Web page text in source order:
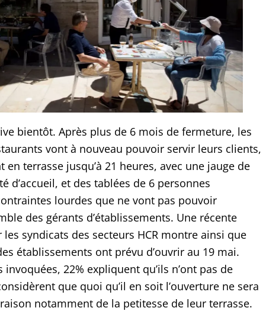
bientôt. Après plus de 6 mois de fermeture, les
vont à nouveau pouvoir servir leurs clients,
terrasse jusqu’à 21 heures, avec une jauge de
d’accueil, et des tablées de 6 personnes
lourdes que ne vont pas pouvoir
des gérants d’établissements. Une récente
syndicats des secteurs HCR montre ainsi que
établissements ont prévu d’ouvrir au 19 mai.
22% expliquent qu’ils n’ont pas de
que quoi qu’il en soit l’ouverture ne sera
notamment de la petitesse de leur terrasse.